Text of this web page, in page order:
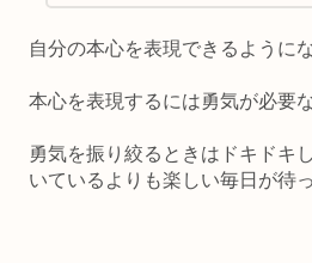
れません。 ど
自分の本心を表現できるように
本心を表現するには勇気が必要
勇気を振り絞るときはドキドキ
いているよりも楽しい毎日が待